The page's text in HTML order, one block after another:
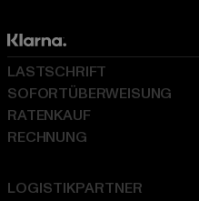
LOGISTIKPARTNER
LASTSCHRIFT
SOFORTÜBERWEISUNG
RATENKAUF
RECHNUNG